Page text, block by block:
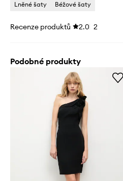
Lněné šaty
Béžové šaty
Recenze produktů 2.0 2
Podobné produkty